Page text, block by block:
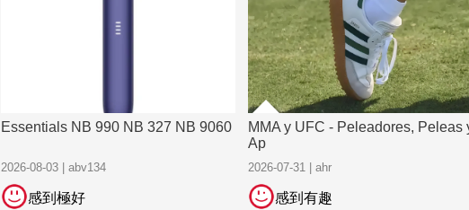
Essentials NB 990 NB 327 NB 9060
2026-08-03 | abv134
感到極好
MMA y UFC - Peleadores, Peleas
Ap
2026-07-31 | ahr
感到有趣